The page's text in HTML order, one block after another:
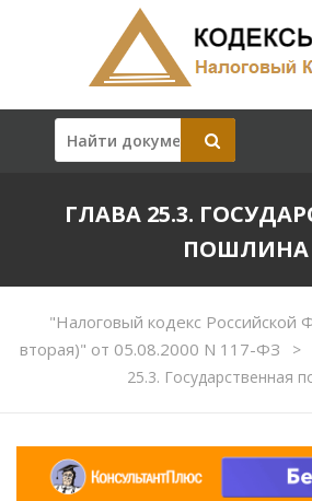
ГЛАВА 25.3.
ПОШЛИНА
"Налоговый кодекс Российской
вторая)" от 05.08.2000 N 117-ФЗ
>
25.3. Государственная